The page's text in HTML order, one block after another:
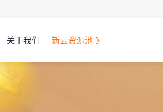
关于我们 新云资源池 》